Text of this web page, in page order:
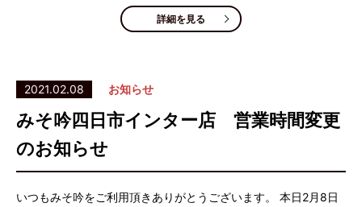
詳細を見る
2021.02.08 お知らせ
みそ吟四日市インター店 営業時間変更
のお知らせ
いつもみそ吟をご利用頂きありがとうございます。 本日2月8日